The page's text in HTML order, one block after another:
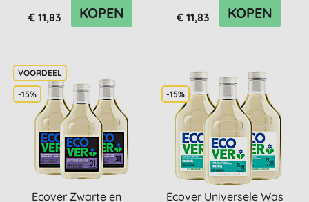
€ 11,83 KOPEN € 11,83 KOPEN
-15%
Ecover Zwarte en
-15%
Ecover Universele Was